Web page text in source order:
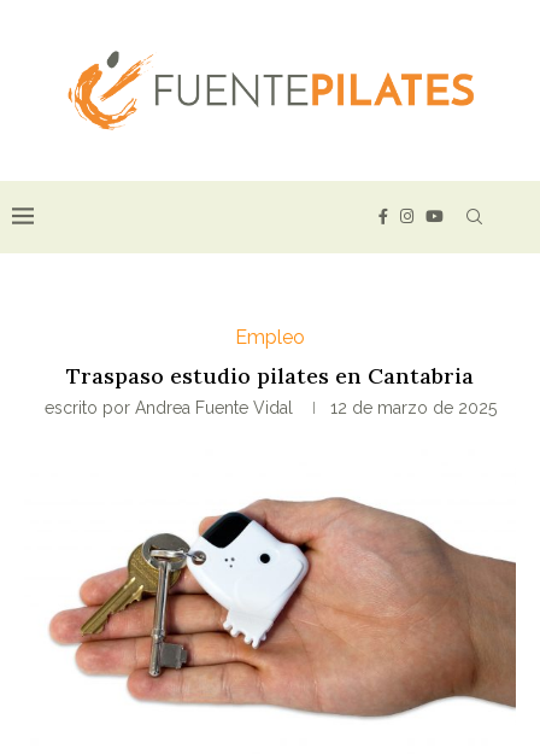
Empleo
Traspaso estudio pilates en Cantabria
escrito por Andrea Fuente Vidal 12 de marzo de 2025